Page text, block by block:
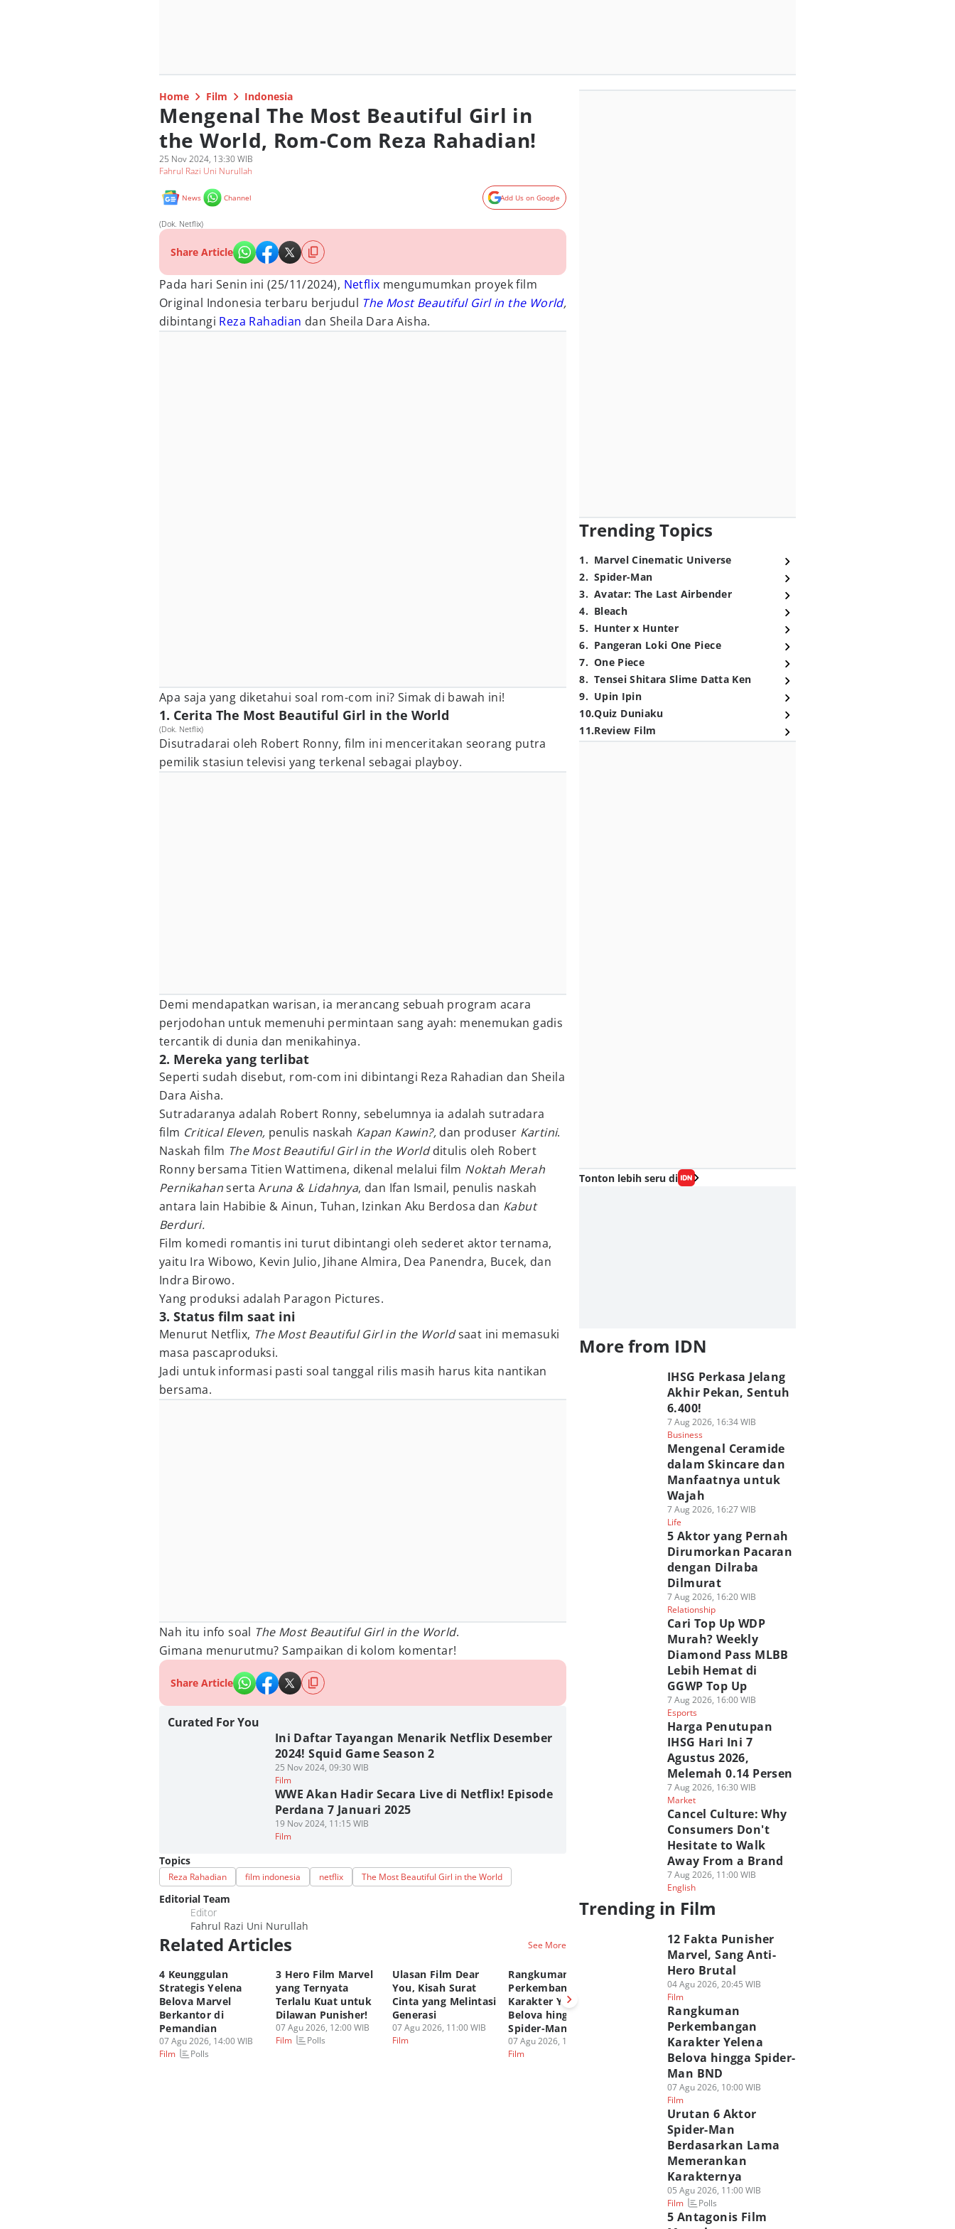
Home Film Indonesia
Mengenal The Most Beautiful Girl in
the World, Rom-Com Reza Rahadian!
25 Nov 2024, 13:30 WIB
Fahrul Razi Uni Nurullah
News Channel Add Us on Google
(Dok. Netflix)
Share Article
Pada hari Senin ini (25/11/2024), Netflix mengumumkan proyek film
Original Indonesia terbaru berjudul The Most Beautiful Girl in the World,
dibintangi Reza Rahadian dan Sheila Dara Aisha.
Apa saja yang diketahui soal rom-com ini? Simak di bawah ini!
1. Cerita The Most Beautiful Girl in the World
(Dok. Netflix)
Disutradarai oleh Robert Ronny, film ini menceritakan seorang putra
pemilik stasiun televisi yang terkenal sebagai playboy.
Demi mendapatkan warisan, ia merancang sebuah program acara
perjodohan untuk memenuhi permintaan sang ayah: menemukan gadis
tercantik di dunia dan menikahinya.
2. Mereka yang terlibat
Seperti sudah disebut, rom-com ini dibintangi Reza Rahadian dan Sheila
Dara Aisha.
Sutradaranya adalah Robert Ronny, sebelumnya ia adalah sutradara
film Critical Eleven, penulis naskah Kapan Kawin?, dan produser Kartini.
Naskah film The Most Beautiful Girl in the Worldditulis oleh Robert
Ronny bersama Titien Wattimena, dikenal melalui film Noktah Merah
Pernikahanserta Aruna & Lidahnya, dan Ifan Ismail, penulis naskah
antara lain Habibie & Ainun, Tuhan, Izinkan Aku Berdosa dan Kabut
Berduri.
Film komedi romantis ini turut dibintangi oleh sederet aktor ternama,
yaitu Ira Wibowo, Kevin Julio, Jihane Almira, Dea Panendra, Bucek, dan
Indra Birowo.
Yang produksi adalah Paragon Pictures.
3. Status film saat ini
Menurut Netflix, The Most Beautiful Girl in the Worldsaat ini memasuki
masa pascaproduksi.
Jadi untuk informasi pasti soal tanggal rilis masih harus kita nantikan
bersama.
Nah itu info soal The Most Beautiful Girl in the World.
Gimana menurutmu? Sampaikan di kolom komentar!
Share Article
Curated For You
Ini Daftar Tayangan Menarik Netflix Desember
2024! Squid Game Season 2
25 Nov 2024, 09:30 WIB
Film
WWE Akan Hadir Secara Live di Netflix! Episode
Perdana 7 Januari 2025
19 Nov 2024, 11:15 WIB
Film
Topics
Reza Rahadian film indonesia netflix The Most Beautiful Girl in the World
Editorial Team
Editor
Fahrul Razi Uni Nurullah
Related Articles See More
4 Keunggulan
Strategis Yelena
Belova Marvel
Berkantor di
Pemandian
07 Agu 2026, 14:00 WIB
Film
Polls
3 Hero Film Marvel
yang Ternyata
Terlalu Kuat untuk
Dilawan Punisher!
07 Agu 2026, 12:00 WIB
Film
Polls
Ulasan Film Dear
You, Kisah Surat
Cinta yang Melintasi
Generasi
07 Agu 2026, 11:00 WIB
Film
Rangkuman
Perkembangan
Karakter Yelena
Belova hingga
Spider-Man BND
07 Agu 2026, 10:00 WIB
Film
Tahukah Kamu?
Tahun Lahir Bibi
May MCU Sama
dengan Aktrisnya!
06 Agu 2026, 20:02 WIB
Polls
Mulai Ingat Peter
Day?
06 Agu 2026, 17:00 WIB
Film
Polls
Trending Topics
1. Marvel Cinematic Universe
2. Spider-Man
3. Avatar: The Last Airbender
4. Bleach
5. Hunter x Hunter
6. Pangeran Loki One Piece
7. One Piece
8. Tensei Shitara Slime Datta Ken
9. Upin Ipin
10.Quiz Duniaku
11.Review Film
Tonton lebih seru di
More from IDN
IHSG Perkasa Jelang
Akhir Pekan, Sentuh
6.400!
7 Aug 2026, 16:34 WIB
Business
Mengenal Ceramide
dalam Skincare dan
Manfaatnya untuk
Wajah
7 Aug 2026, 16:27 WIB
Life
5 Aktor yang Pernah
Dirumorkan Pacaran
dengan Dilraba
Dilmurat
7 Aug 2026, 16:20 WIB
Relationship
Cari Top Up WDP
Murah? Weekly
Diamond Pass MLBB
Lebih Hemat di
GGWP Top Up
7 Aug 2026, 16:00 WIB
Esports
Harga Penutupan
IHSG Hari Ini 7
Agustus 2026,
Melemah 0.14 Persen
7 Aug 2026, 16:30 WIB
Market
Cancel Culture: Why
Consumers Don't
Hesitate to Walk
Away From a Brand
7 Aug 2026, 11:00 WIB
English
Trending in Film
12 Fakta Punisher
Marvel, Sang Anti-
Hero Brutal
04 Agu 2026, 20:45 WIB
Film
Rangkuman
Perkembangan
Karakter Yelena
Belova hingga Spider-
Man BND
07 Agu 2026, 10:00 WIB
Film
Urutan 6 Aktor
Spider-Man
Berdasarkan Lama
Memerankan
Karakternya
05 Agu 2026, 11:00 WIB
Film
Polls
5 Antagonis Film